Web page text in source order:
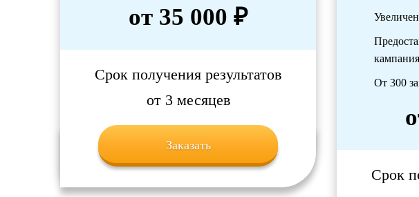
от 35 000 ₽
Срок получения результатов
от 3 месяцев
Заказать
От 300
Срок